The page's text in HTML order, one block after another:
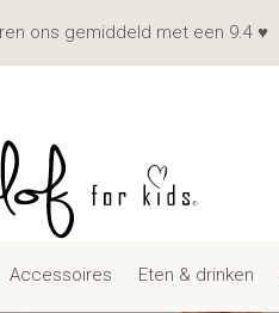
Accessoires Eten & drinken
ons gemiddeld met een 9.4 ♥